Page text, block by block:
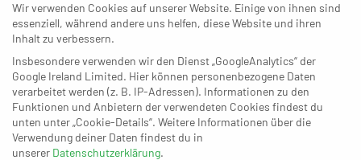
Newsübersicht
24. MÄRZ 2023
Kempa-Trick als Krönung:
Scholtes war hin und Weck
Wir verwenden Cookies auf unserer Website. Einige von ihnen sind
essenziell, während andere uns helfen, diese Website und ihren
Inhalt zu verbessern.
Insbesondere verwenden wir den Dienst „GoogleAnalytics“ der
Google Ireland Limited. Hier können personenbezogene Daten
verarbeitet werden (z. B. IP-Adressen). Informationen zu den
Funktionen und Anbietern der verwendeten Cookies findest du
unten unter „Cookie-Details“. Weitere Informationen über die
Verwendung deiner Daten findest du in
unserer Datenschutzerklärung.